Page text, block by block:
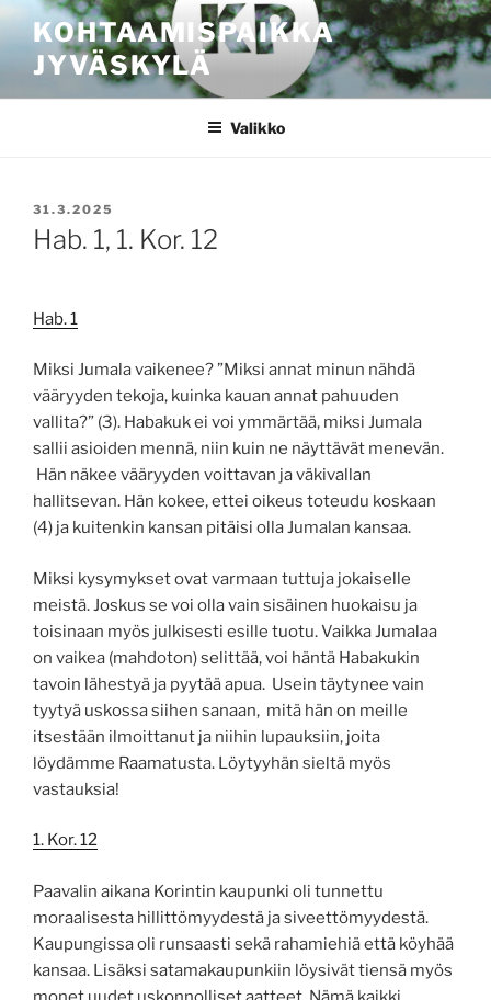
sisältöönKOHTAAMISPAIKKA
JYVÄSKYLÄ
Valikko
JULKAISTU
31.3.2025
Hab. 1, 1. Kor. 12
Hab. 1
Miksi Jumala vaikenee? ”Miksi annat minun nähdä
vääryyden tekoja, kuinka kauan annat pahuuden
vallita?” (3). Habakuk ei voi ymmärtää, miksi Jumala
sallii asioiden mennä, niin kuin ne näyttävät menevän.
Hän näkee vääryyden voittavan ja väkivallan
hallitsevan. Hän kokee, ettei oikeus toteudu koskaan
(4) ja kuitenkin kansan pitäisi olla Jumalan kansaa.
Miksi kysymykset ovat varmaan tuttuja jokaiselle
meistä. Joskus se voi olla vain sisäinen huokaisu ja
toisinaan myös julkisesti esille tuotu. Vaikka Jumalaa
on vaikea (mahdoton) selittää, voi häntä Habakukin
tavoin lähestyä ja pyytää apua. Usein täytynee vain
tyytyä uskossa siihen sanaan, mitä hän on meille
itsestään ilmoittanut ja niihin lupauksiin, joita
löydämme Raamatusta. Löytyyhän sieltä myös
vastauksia!
1. Kor. 12
Paavalin aikana Korintin kaupunki oli tunnettu
moraalisesta hillittömyydestä ja siveettömyydestä.
Kaupungissa oli runsaasti sekä rahamiehiä että köyhää
kansaa. Lisäksi satamakaupunkiin löysivät tiensä myös